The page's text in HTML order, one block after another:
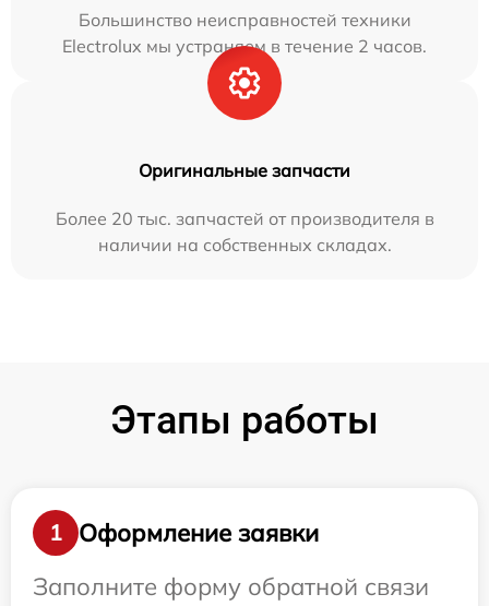
Большинство неисправностей техники
Electrolux мы устраняем в течение 2 часов.
Оригинальные запчасти
Более 20 тыс. запчастей от производителя в
наличии на собственных складах.
Этапы работы
1
Оформление заявки
Заполните форму обратной связи